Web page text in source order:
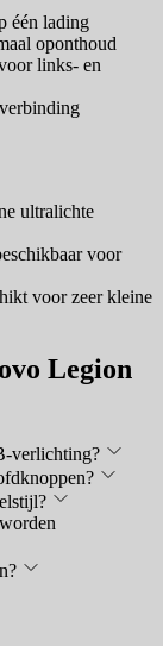
één lading
oponthoud
links- en
ultralichte
voor
voor zeer kleine
Legion
verlichting?